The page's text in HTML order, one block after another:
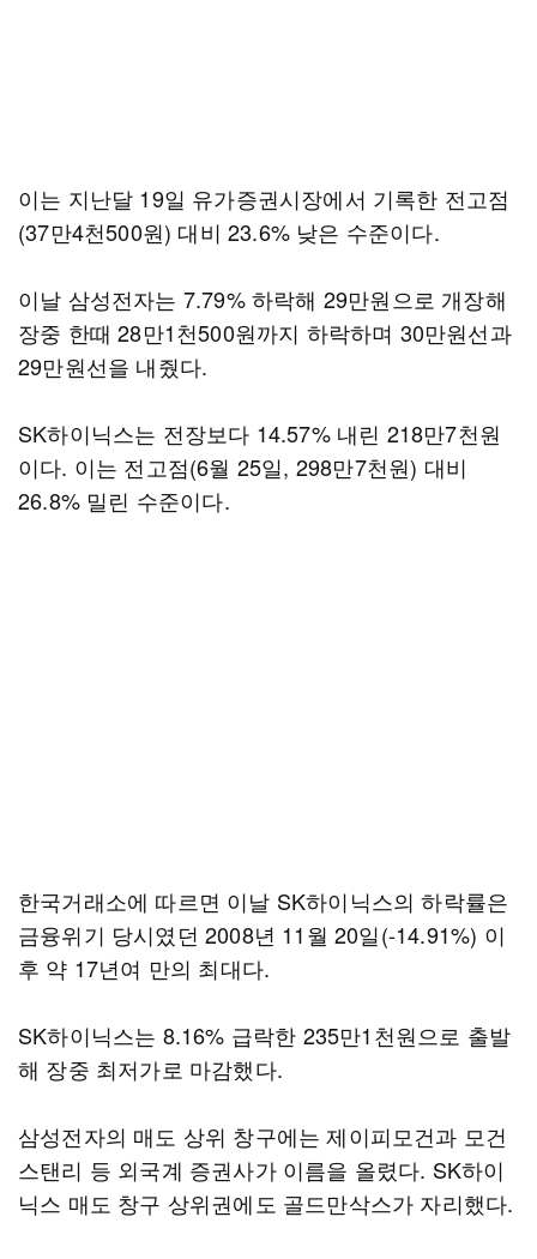
이는 지난달 19일 유가증권시장에서 기록한 전고점
(37만4천500원) 대비 23.6% 낮은 수준이다.
이날 삼성전자는 7.79% 하락해 29만원으로 개장해
장중 한때 28만1천500원까지 하락하며 30만원선과
29만원선을 내줬다.
SK하이닉스는 전장보다 14.57% 내린 218만7천원
이다. 이는 전고점(6월 25일, 298만7천원) 대비
26.8% 밀린 수준이다.
한국거래소에 따르면 이날 SK하이닉스의 하락률은
금융위기 당시였던 2008년 11월 20일(-14.91%) 이
후 약 17년여 만의 최대다.
SK하이닉스는 8.16% 급락한 235만1천원으로 출발
해 장중 최저가로 마감했다.
삼성전자의 매도 상위 창구에는 제이피모건과 모건
스탠리 등 외국계 증권사가 이름을 올렸다. SK하이
닉스 매도 창구 상위권에도 골드만삭스가 자리했다.